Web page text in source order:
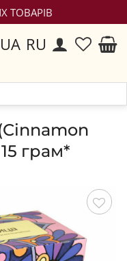
ТОВАРІВ
UA RU
грам*
Зберегти